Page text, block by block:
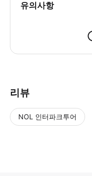
유의사항
리뷰
NOL 인터파크투어